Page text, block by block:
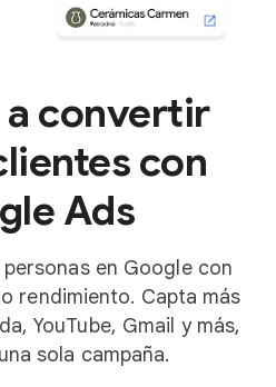
a convertir
con
Ads
en Google con
rendimiento. Capta más
YouTube, Gmail y más,
sola campaña.